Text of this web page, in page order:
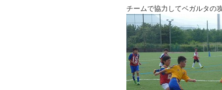
チームで協力してベガルタの